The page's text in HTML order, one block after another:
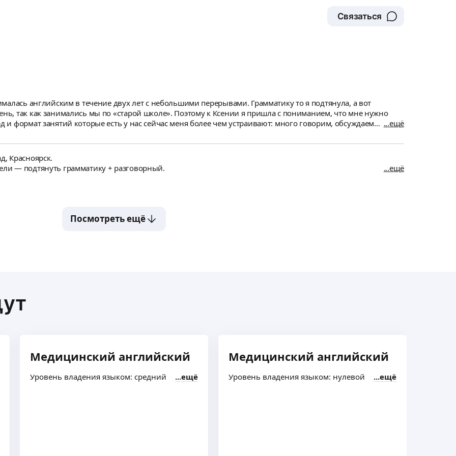
Связаться
английским в течение двух лет с небольшими перерывами. Грамматику то я подтянула, а вот
так как занимались мы по «старой школе». Поэтому к Ксении я пришла с пониманием, что мне нужно
и формат занятий которые есть у нас сейчас меня более чем устраивают: много говорим, обсуждаем
практически перестала ощущать языковой барьер, но это только начало, ещё трудиться и трудиться.
достигну своей цели, и смогу достичь уровня В2.
ещё
Красноярск.
— подтянуть грамматику + разговорный.
ещё
Посмотреть ещё
Медицинский английский
Уровень владения языком: средний ещё
Медицинский английский
Уровень владения языком: нулевой ещё